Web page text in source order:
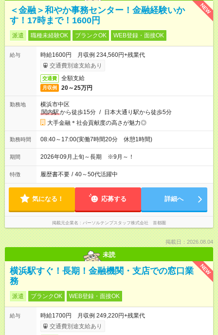
NEW
＜金融＞和やか事務センター！金融経験いか
す！17時まで！1600円
派遣 職種未経験OK ブランクOK WEB登録・面接OK
給与
時給1600円 月収例 234,560円+残業代
交通費別途支給あり
交通費 全額支給
月収例 20～25万円
勤務地
横浜市中区
関内駅から徒歩15分 / 日本大通り駅から徒歩5分
大手金融＊社会貢献度の高さが魅力◎
勤務時間 08:40～17:00(実働7時間20分 休憩1時間)
期間 2026年09月上旬～長期 ※9月～！
特徴 履歴書不要 / 40～50代活躍中
気になる！ 応募する 詳細へ
掲載元企業名 パーソルテンプスタッフ株式会社 首都圏
掲載日：2026.08.04
未読
NEW
横浜駅すぐ！長期！金融機関・支店での窓口業
務
派遣 ブランクOK WEB登録・面接OK
給与
時給1700円 月収例 249,220円+残業代
交通費別途支給あり